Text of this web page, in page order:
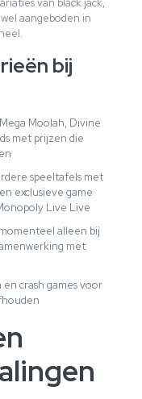
aangeboden in
bij
Moolah, Divine
met prijzen die
speeltafels met
exclusieve game
Live Live
alleen bij
met
crash games voor